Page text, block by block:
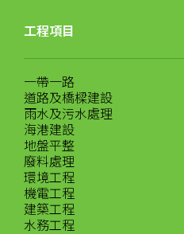
工程項目
一帶一路
道路及橋樑建設
雨水及污水處理
海港建設
地盤平整
廢料處理
環境工程
機電工程
建築工程
水務工程